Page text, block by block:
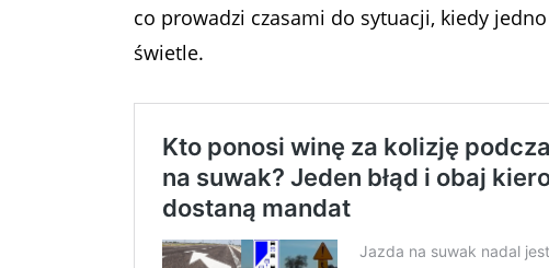
co prowadzi czasami do sytuacji, kiedy
świetle.